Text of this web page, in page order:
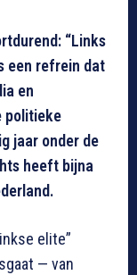
“Links
een refrein dat
en
politieke
jaar onder de
heeft bijna
elite”
— van